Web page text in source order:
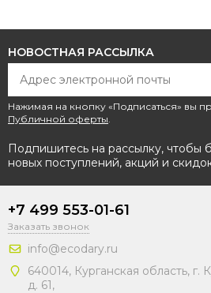
НОВОСТНАЯ РАССЫЛКА
Нажимая на кнопку «Подписаться» вы
Публичной оферты.
Подпишитесь на рассылку, чтобы
новых поступлений, акций и
+7 499 553-01-61
Заказать звонок
info@ecodary.ru
640014, Курганская область, г.
д. 61,